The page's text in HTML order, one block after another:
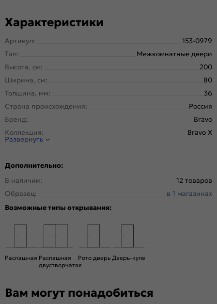
Характеристики
Артикул:
153-0979
Тип:
Межкомнатные двери
Высота, см:
200
Ширина, см:
80
Толщина, мм:
36
Страна происхождения:
Россия
Бренд:
Bravo
Коллекция:
Bravo X
Стиль:
Система открывания:
Конструкция двери:
Царговая
Цвет:
Original Oak
Общий цвет:
Стекло:
Поверхность:
Структурный материал с защитным лаком.
Подходит под двухстворчатый проём:
Развернуть
Дополнительно:
В наличии:
12 товаров
Образец:
в 1 магазинах
Возможные типы открывания:
Распашная Распашная
двустворчатая
Рото дверь Дверь-купе
Вам могут понадобиться